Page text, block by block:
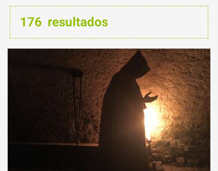
176 resultados